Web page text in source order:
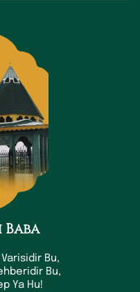
Varisidir Bu,
Bu,
Ya Hu!